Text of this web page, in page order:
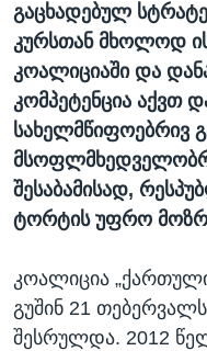
გაცხადებულ
კურსთან მხოლოდ
კოალიციაში და
კომპეტენცია აქვთ
სახელმწიფოებრივ
შესაბამისად,
ტორტის უფრო
კოალიცია
გუშინ 21
შესრულდა. 2012